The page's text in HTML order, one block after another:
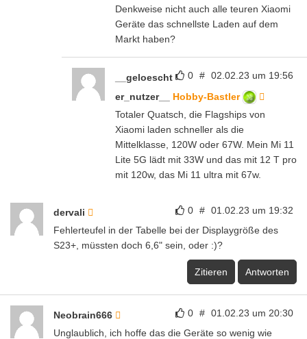
Denkweise nicht auch alle teuren Xiaomi
Geräte das schnellste Laden auf dem
Markt haben?
0 # 02.02.23 um 19:56
__geloescht
er_nutzer__ Hobby-Bastler
Totaler Quatsch, die Flagships von
Xiaomi laden schneller als die
Mittelklasse, 120W oder 67W. Mein Mi 11
Lite 5G lädt mit 33W und das mit 12 T pro
mit 120w, das Mi 11 ultra mit 67w.
0 # 01.02.23 um 19:32
dervali
Fehlerteufel in der Tabelle bei der Displaygröße des
S23+, müssten doch 6,6" sein, oder :)?
Zitieren Antworten
0 # 01.02.23 um 20:30
Neobrain666
Unglaublich, ich hoffe das die Geräte so wenig wie